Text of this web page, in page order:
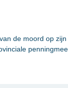
de moord op